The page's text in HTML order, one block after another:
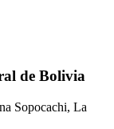
de Bolivia
Sopocachi, La